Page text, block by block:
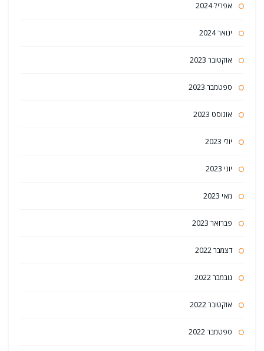
אפריל 2024
ינואר 2024
אוקטובר 2023
ספטמבר 2023
אוגוסט 2023
יולי 2023
יוני 2023
מאי 2023
פברואר 2023
דצמבר 2022
נובמבר 2022
אוקטובר 2022
ספטמבר 2022